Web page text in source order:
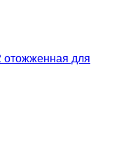
отожженная для